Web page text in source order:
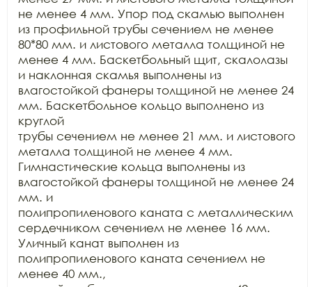
не менее 4 мм. Упор под скамью выполнен
из профильной трубы сечением не менее
80*80 мм. и листового металла толщиной не
менее 4 мм. Баскетбольный щит, скалолазы
и наклонная скамья выполнены из
влагостойкой фанеры толщиной не менее 24
мм. Баскетбольное кольцо выполнено из
круглой
трубы сечением не менее 21 мм. и листового
металла толщиной не менее 4 мм.
Гимнастические кольца выполнены из
влагостойкой фанеры толщиной не менее 24
мм. и
полипропиленового каната с металлическим
сердечником сечением не менее 16 мм.
Уличный канат выполнен из
полипропиленового каната сечением не
менее 40 мм.,